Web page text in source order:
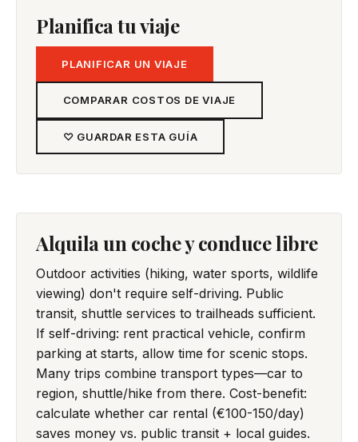
Planifica tu viaje
PLANIFICAR UN VIAJE
COMPARAR COSTOS DE VIAJE
♡ GUARDAR ESTA GUÍA
Alquila un coche y conduce libre
Outdoor activities (hiking, water sports, wildlife
viewing) don't require self-driving. Public
transit, shuttle services to trailheads sufficient.
If self-driving: rent practical vehicle, confirm
parking at starts, allow time for scenic stops.
Many trips combine transport types—car to
region, shuttle/hike from there. Cost-benefit:
calculate whether car rental (€100-150/day)
saves money vs. public transit + local guides.